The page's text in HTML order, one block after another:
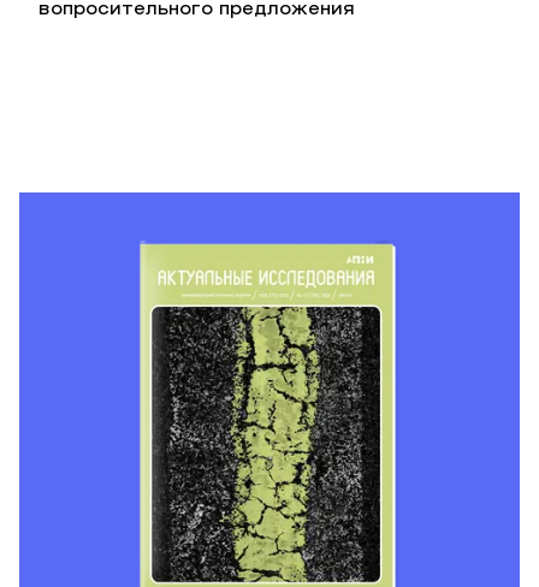
вопросительного предложения